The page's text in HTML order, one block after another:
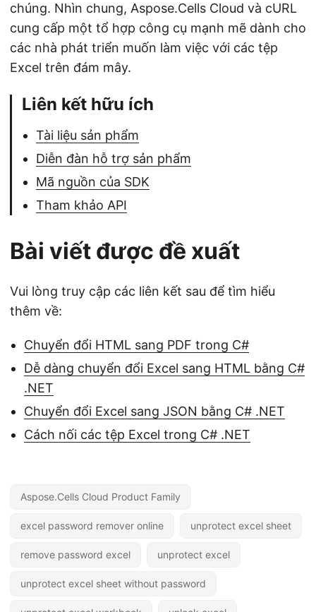
chúng. Nhìn chung, Aspose.Cells Cloud và cURL
cung cấp một tổ hợp công cụ mạnh mẽ dành cho
các nhà phát triển muốn làm việc với các tệp
Excel trên đám mây.
Liên kết hữu ích
Tài liệu sản phẩm
Diễn đàn hỗ trợ sản phẩm
Mã nguồn của SDK
Tham khảo API
Bài viết được đề xuất
Vui lòng truy cập các liên kết sau để tìm hiểu
thêm về:
Chuyển đổi HTML sang PDF trong C#
Dễ dàng chuyển đổi Excel sang HTML bằng C#
.NET
Chuyển đổi Excel sang JSON bằng C# .NET
Cách nối các tệp Excel trong C# .NET
Aspose.Cells Cloud Product Family
excel password remover online unprotect excel sheet
remove password excel unprotect excel
unprotect excel sheet without password